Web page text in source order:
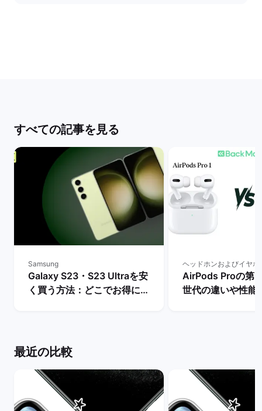
すべての記事を見る
Samsung
Galaxy S23・S23 Ultraを安
く買う方法：どこでお得に購
ヘッドホンおよびイヤホ
AirPods Proの第2
世代の違いや性能
最近の比較